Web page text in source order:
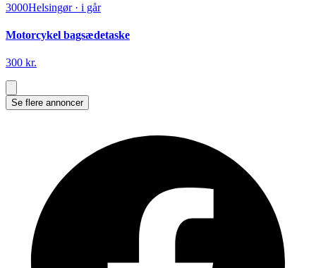
3000Helsingør· i går
Motorcykel bagsædetaske
300 kr.
Se flere annoncer